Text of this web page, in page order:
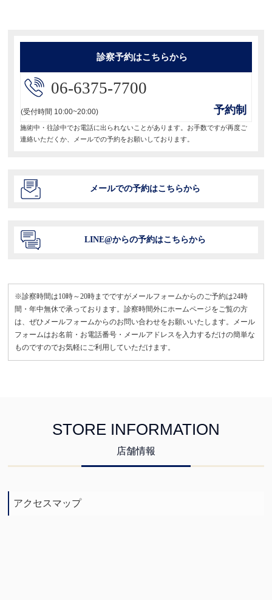
診察予約はこちらから
06-6375-7700
(受付時間 10:00~20:00) 予約制
施術中・往診中でお電話に出られないことがあります。お手数ですが再度ご
連絡いただくか、メールでの予約をお願いしております。
メールでの予約はこちらから
LINE@からの予約はこちらから
※診察時間は10時～20時までですがメールフォームからのご予約は24時
間・年中無休で承っております。診察時間外にホームページをご覧の方
は、ぜひメールフォームからのお問い合わせをお願いいたします。メール
フォームはお名前・お電話番号・メールアドレスを入力するだけの簡単な
ものですのでお気軽にご利用していただけます。
STORE INFORMATION
店舗情報
アクセスマップ